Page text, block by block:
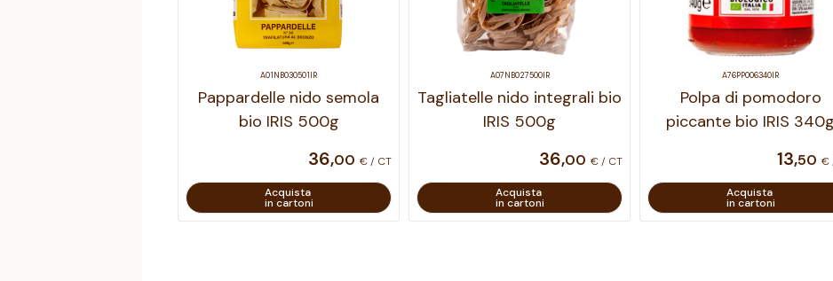
A01NB030501IR
Pappardelle nido semola
bio IRIS 500g
36,00 € / CT
Acquista
in cartoni
A07NB027500IR
Tagliatelle nido integrali bio
IRIS 500g
36,00 € / CT
Acquista
in cartoni
A76PP006340IR
Polpa di pomodoro
piccante bio IRIS 340g
13,50 €
Acquista
in cartoni